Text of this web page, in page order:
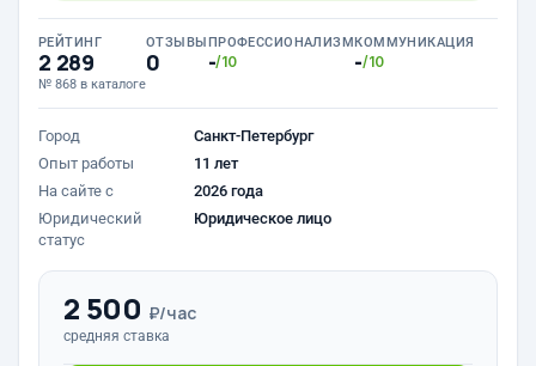
РЕЙТИНГ
2 289
№ 868 в каталоге
ОТЗЫВЫ
0
ПРОФЕССИОНАЛИЗМ
-/10
КОММУНИКАЦИЯ
-/10
Город
Санкт-Петербург
Опыт работы
11 лет
На сайте с
2026 года
Юридический
статус
Юридическое лицо
2 500 ₽/час
средняя ставка